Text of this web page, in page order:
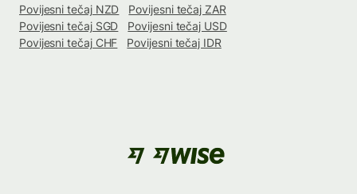
Povijesni tečaj NZD
Povijesni tečaj ZAR
Povijesni tečaj SGD
Povijesni tečaj USD
Povijesni tečaj CHF
Povijesni tečaj IDR